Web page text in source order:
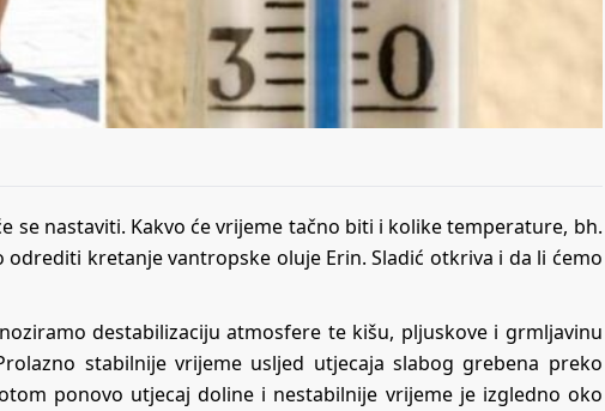
se nastaviti. Kakvo će vrijeme tačno biti i kolike temperature, bh.
kretanje vantropske oluje Erin. Sladić otkriva i da li ćemo
destabilizaciju atmosfere te kišu, pljuskove i grmljavinu
stabilnije vrijeme usljed utjecaja slabog grebena preko
ponovo utjecaj doline i nestabilnije vrijeme je izgledno oko